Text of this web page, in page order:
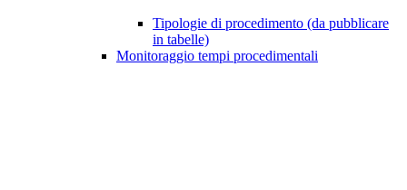
Tipologie di procedimento (da pubblicare
in tabelle)
Monitoraggio tempi procedimentali